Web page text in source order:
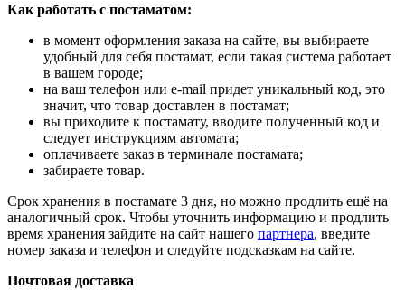
Как работать с постаматом:
в момент оформления заказа на сайте, вы выбираете
удобный для себя постамат, если такая система работает
в вашем городе;
на ваш телефон или e-mail придет уникальный код, это
значит, что товар доставлен в постамат;
вы приходите к постамату, вводите полученный код и
следует инструкциям автомата;
оплачиваете заказ в терминале постамата;
забираете товар.
Срок хранения в постамате 3 дня, но можно продлить ещё на
аналогичный срок. Чтобы уточнить информацию и продлить
время хранения зайдите на сайт нашего партнера, введите
номер заказа и телефон и следуйте подсказкам на сайте.
Почтовая доставка